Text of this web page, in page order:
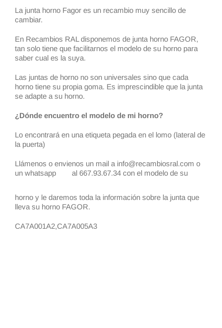
La junta horno Fagor es un recambio muy sencillo de
cambiar.
En Recambios RAL disponemos de junta horno FAGOR,
tan solo tiene que facilitarnos el modelo de su horno para
saber cual es la suya.
Las juntas de horno no son universales sino que cada
horno tiene su propia goma. Es imprescindible que la junta
se adapte a su horno.
¿Dónde encuentro el modelo de mi horno?
Lo encontrará en una etiqueta pegada en el lomo (lateral de
la puerta)
Llámenos o envienos un mail a info@recambiosral.com o
un whatsapp
al 667.93.67.34 con el modelo de su
horno y le daremos toda la información sobre la junta que
lleva su horno FAGOR.
CA7A001A2,CA7A005A3